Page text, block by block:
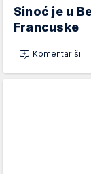
Sinoć je u
Francuske
Komentariši